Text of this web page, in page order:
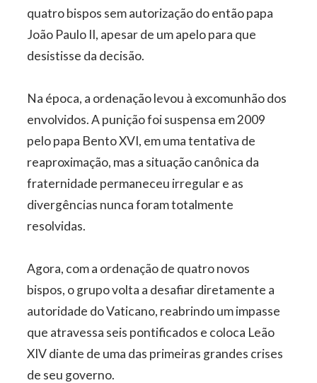
quatro bispos sem autorização do então papa
João Paulo II, apesar de um apelo para que
desistisse da decisão.
Na época, a ordenação levou à excomunhão dos
envolvidos. A punição foi suspensa em 2009
pelo papa Bento XVI, em uma tentativa de
reaproximação, mas a situação canônica da
fraternidade permaneceu irregular e as
divergências nunca foram totalmente
resolvidas.
Agora, com a ordenação de quatro novos
bispos, o grupo volta a desafiar diretamente a
autoridade do Vaticano, reabrindo um impasse
que atravessa seis pontificados e coloca Leão
XIV diante de uma das primeiras grandes crises
de seu governo.